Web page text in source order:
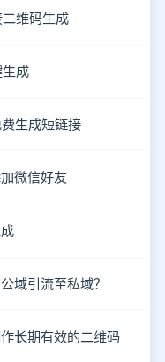
维码生成
成
生成短链接
微信好友
域引流至私域？
长期有效的二维码